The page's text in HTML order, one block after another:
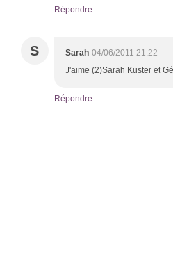
Répondre
S Sarah 04/06/2011 21:22
J'aime (2)Sarah Kuster et
Répondre